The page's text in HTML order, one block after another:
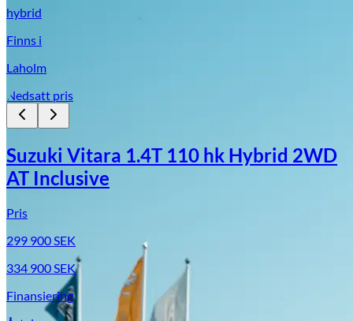
hybrid
Finns i
Laholm
Nedsatt pris
Suzuki Vitara 1.4T 110 hk Hybrid 2WD
AT Inclusive
Pris
299 900SEK
334 900SEK
Finansiering